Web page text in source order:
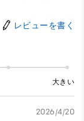
レビューを書く
大きい
2026/4/20